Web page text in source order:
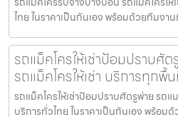
ไทย ในราคาเป็นกันเอง พร้อมด้วยทีมงา
รถแม็คโครให้เช่าป้อมปราบศั
รถแม็คโครให้เช่า บริการทุกพื้
รถแม็คโครให้เช่าป้อมปราบศัตรูพ่าย รถแ
บริการทั่วไทย ในราคาเป็นกันเอง พร้อม